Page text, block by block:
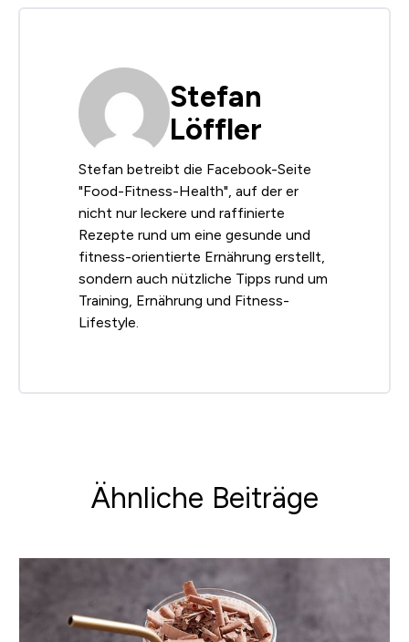
Stefan
Löffler
Stefan betreibt die Facebook-Seite
"Food-Fitness-Health", auf der er
nicht nur leckere und raffinierte
Rezepte rund um eine gesunde und
fitness-orientierte Ernährung erstellt,
sondern auch nützliche Tipps rund um
Training, Ernährung und Fitness-
Lifestyle.
Ähnliche Beiträge